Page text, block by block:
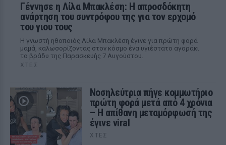
Γέννησε η Λίλα Μπακλέση: Η απροσδόκητη
ανάρτηση του συντρόφου της για τον ερχομό
του γιου τους
Η γνωστή ηθοποιός Λίλα Μπακλέση έγινε για πρώτη φορά
μαμά, καλωσορίζοντας στον κόσμο ένα υγιέστατο αγοράκι
το βράδυ της Παρασκευής 7 Αυγούστου.
ΧΤΕΣ
Νοσηλεύτρια πήγε κομμωτήριο
πρώτη φορά μετά από 4 χρόνια
– Η απίθανη μεταμόρφωσή της
έγινε viral
ΧΤΕΣ